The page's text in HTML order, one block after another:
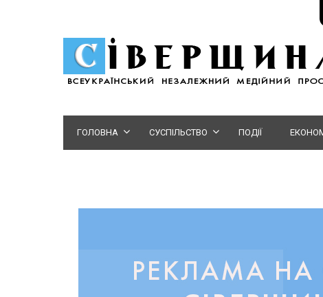
ГОЛОВНА СУСПІЛЬСТВО ПОДІЇ